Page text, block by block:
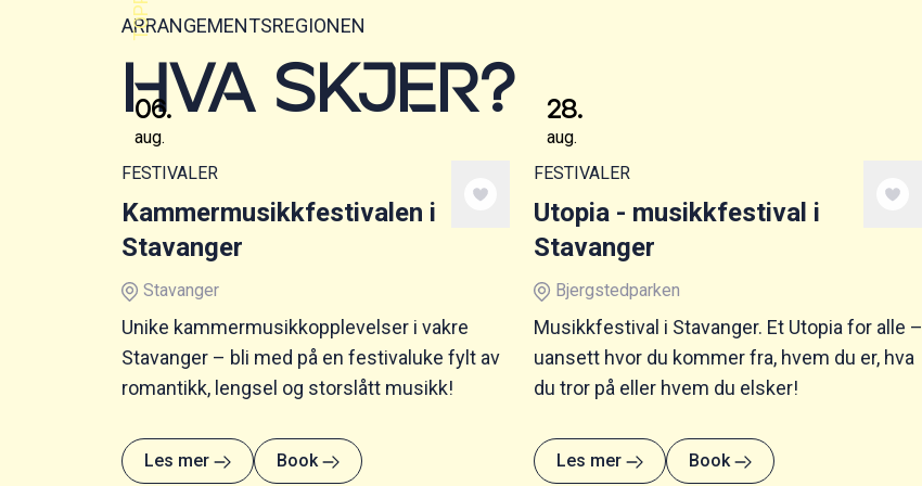
ARRANGEMENTSREGIONEN
HVA SKJER?
06.
aug.
FESTIVALER
Kammermusikkfestivalen i
Stavanger
Stavanger
Unike kammermusikkopplevelser i vakre
Stavanger – bli med på en festivaluke fylt av
romantikk, lengsel og storslått musikk!
Les mer Book
28.
aug.
FESTIVALER
Utopia - musikkfestival i
Stavanger
Bjergstedparken
Musikkfestival i Stavanger. Et Utopia for alle –
uansett hvor du kommer fra, hvem du er, hva
du tror på eller hvem du elsker!
Les mer Book